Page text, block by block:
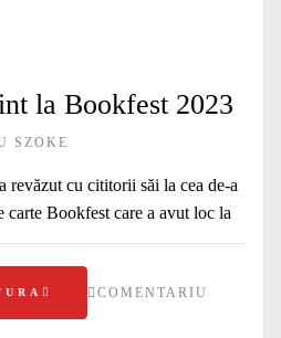
la Bookfest 2023
SZOKE
cu cititorii săi la cea de-a
Bookfest care a avut loc la
COMENTARIU